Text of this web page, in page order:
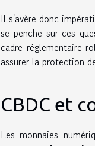
Il s'avère donc
se penche sur ces
cadre réglementaire
assurer la protection
CBDC et
Les monnaies